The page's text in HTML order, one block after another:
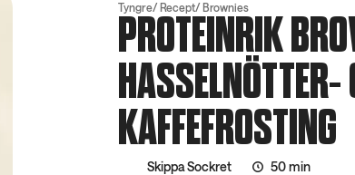
Tyngre Recept Brownies
PROTEINRIK
HASSELNÖTTER-
KAFFEFROSTING
Skippa Sockret 50 min